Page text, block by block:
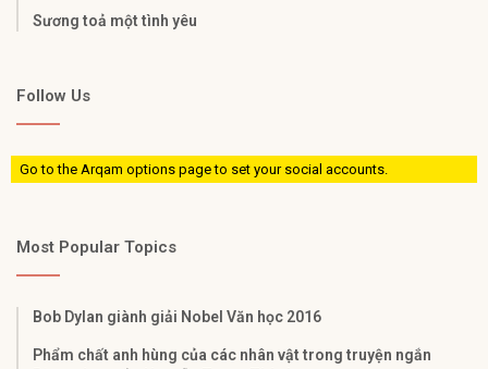
Sương toả một tình yêu
Follow Us
Go to the Arqam options page to set your social accounts.
Most Popular Topics
Bob Dylan giành giải Nobel Văn học 2016
Phẩm chất anh hùng của các nhân vật trong truyện ngắn